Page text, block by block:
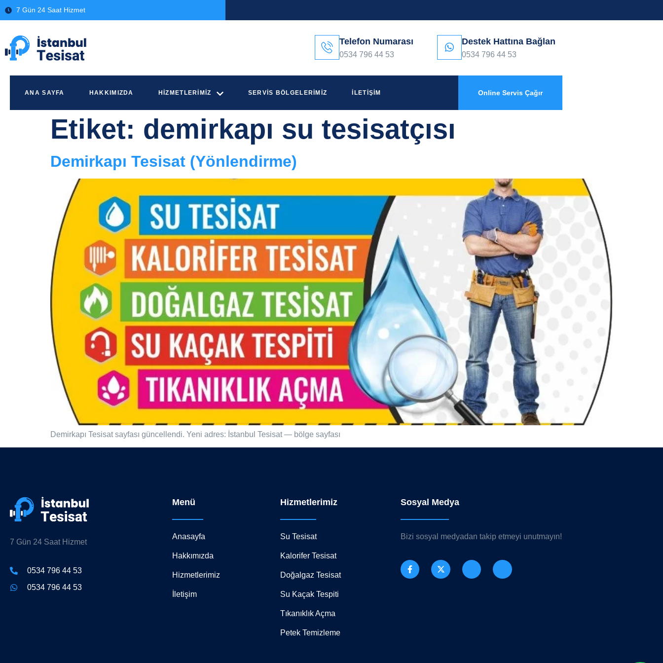
7 Gün 24 Saat Hizmet
Telefon Numarası
0534 796 44 53
Destek Hattına Bağlan
0534 796 44 53
ANA SAYFA HAKKIMIZDA HIZMETLERIMIZ SERVIS BÖLGELERIMIZ İLETIŞIM Online Servis Çağır
Etiket: demirkapı su tesisatçısı
Demirkapı Tesisat (Yönlendirme)
Demirkapı Tesisat sayfası güncellendi. Yeni adres: İstanbul Tesisat — bölge sayfası
7 Gün 24 Saat Hizmet
0534 796 44 53
0534 796 44 53
Menü
Anasayfa
Hakkımızda
Hizmetlerimiz
İletişim
Hizmetlerimiz
Su Tesisat
Kalorifer Tesisat
Doğalgaz Tesisat
Su Kaçak Tespiti
Tıkanıklık Açma
Petek Temizleme
Sosyal Medya
Bizi sosyal medyadan takip etmeyi unutmayın!